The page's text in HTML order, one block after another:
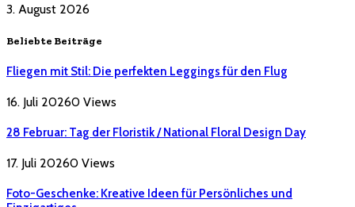
3. August 2026
Beliebte Beiträge
Fliegen mit Stil: Die perfekten Leggings für den Flug
16. Juli 20260 Views
28 Februar: Tag der Floristik / National Floral Design Day
17. Juli 20260 Views
Foto-Geschenke: Kreative Ideen für Persönliches und